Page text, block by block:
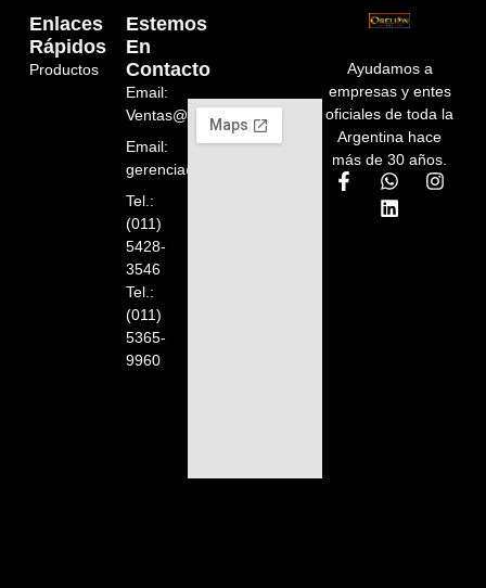
Ayudamos a
empresas y entes
oficiales de toda la
Argentina hace
más de 30 años.
Enlaces
Rápidos
Productos
Estemos
En
Contacto
Email:
Ventas@orelion.com.ar
Email:
gerencia@orelion.com.ar
Tel.:
(011)
5428-
3546
Tel.:
(011)
5365-
9960